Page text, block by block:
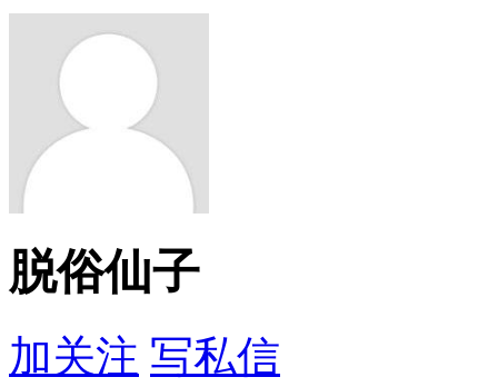
脱俗仙子
加关注 写私信